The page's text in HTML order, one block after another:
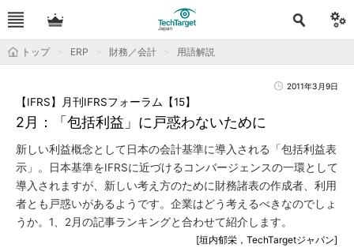
トップ ERP 財務／会計 用語解説
2011年3月9日
2月：「包括利益」に戸惑わないために
【IFRS】月刊IFRSフォーラム【15】
新しい利益概念として日本の会計基準に導入される「包括利益表
示」。日本基準をIFRSに近づけるコンバージェンスの一環として
導入されますが、新しい考え方のために財務諸表の作成者、利用
者とも戸惑いがあるようです。企業はどう考えるべきなのでしょ
うか。1、2月の記事ランキングと合わせて紹介します。
[垣内郁栄，TechTargetジャパン]